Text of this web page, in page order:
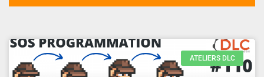
ATELIERS DLC